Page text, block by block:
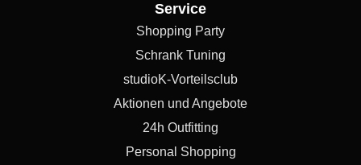
Service
Shopping Party
Schrank Tuning
studioK-Vorteilsclub
Aktionen und Angebote
24h Outfitting
Personal Shopping